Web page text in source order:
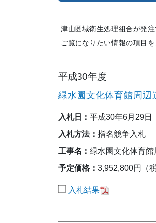
津山圏域衛生処理組合が発
ご覧になりたい情報の項目を
平成30年度
緑水園文化体育館周辺
入札日： 平成30年6月29日
入札方法： 指名競争入札
工事名： 緑水園文化体育
予定価格： 3,952,800円（税
入札結果